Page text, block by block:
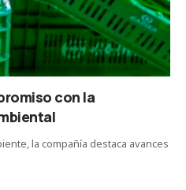
con la
la compañía destaca avances